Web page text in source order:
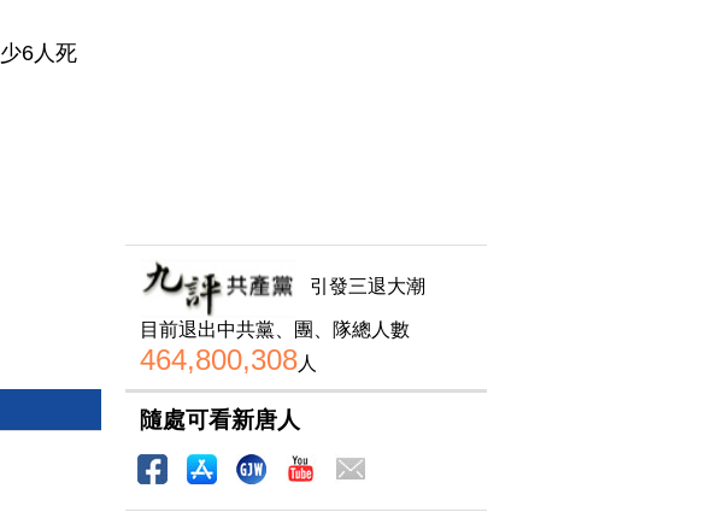
6人死
引發三退大潮
目前退出中共黨、團、隊總人數
464,800,308人
隨處可看新唐人